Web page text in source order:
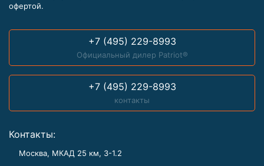
офертой.
+7 (495) 229-8993
Официальный дилер Patriot®
+7 (495) 229-8993
контакты
Контакты:
Москва, МКАД 25 км, З-1.2